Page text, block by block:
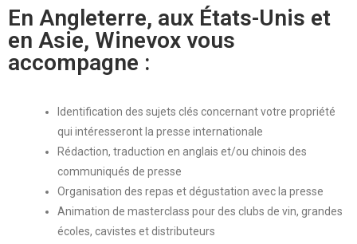
En Angleterre, aux États-Unis et
en Asie, Winevox vous
accompagne :
Identification des sujets clés concernant votre propriété
qui intéresseront la presse internationale
Rédaction, traduction en anglais et/ou chinois des
communiqués de presse
Organisation des repas et dégustation avec la presse
Animation de masterclass pour des clubs de vin, grandes
écoles, cavistes et distributeurs